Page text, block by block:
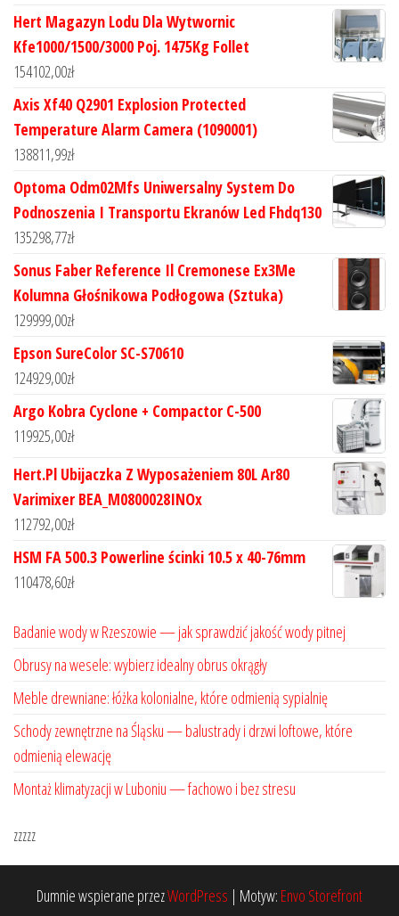
Hert Magazyn Lodu Dla Wytwornic
Kfe1000/1500/3000 Poj. 1475Kg Follet
154102,00zł
Axis Xf40 Q2901 Explosion Protected
Temperature Alarm Camera (1090001)
138811,99zł
Optoma Odm02Mfs Uniwersalny System Do
Podnoszenia I Transportu Ekranów Led Fhdq130
135298,77zł
Sonus Faber Reference Il Cremonese Ex3Me
Kolumna Głośnikowa Podłogowa (Sztuka)
129999,00zł
Epson SureColor SC-S70610
124929,00zł
Argo Kobra Cyclone + Compactor C-500
119925,00zł
Hert.Pl Ubijaczka Z Wyposażeniem 80L Ar80
Varimixer BEA_M0800028INOx
112792,00zł
HSM FA 500.3 Powerline ścinki 10.5 x 40-76mm
110478,60zł
Badanie wody w Rzeszowie — jak sprawdzić jakość wody pitnej
Obrusy na wesele: wybierz idealny obrus okrągły
Meble drewniane: łóżka kolonialne, które odmienią sypialnię
Schody zewnętrzne na Śląsku — balustrady i drzwi loftowe, które
odmienią elewację
Montaż klimatyzacji w Luboniu — fachowo i bez stresu
zzzzz
Dumnie wspierane przezWordPress | Motyw: Envo Storefront